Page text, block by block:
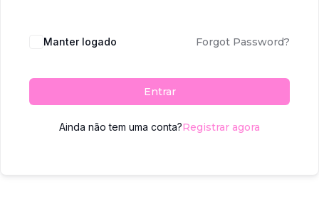
Manter logado Forgot Password?
Entrar
Ainda não tem uma conta?Registrar agora